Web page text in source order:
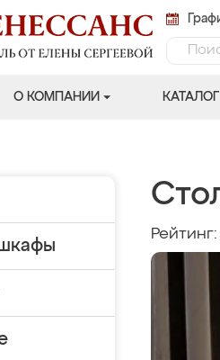
О КОМПАНИИ КАТАЛОГ
Рейтинг: